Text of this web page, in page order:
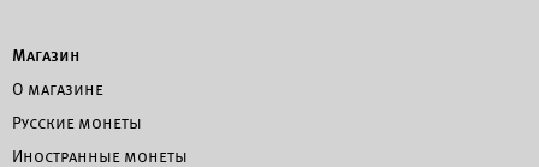
Магазин
О магазине
Русские монеты
Иностранные монеты